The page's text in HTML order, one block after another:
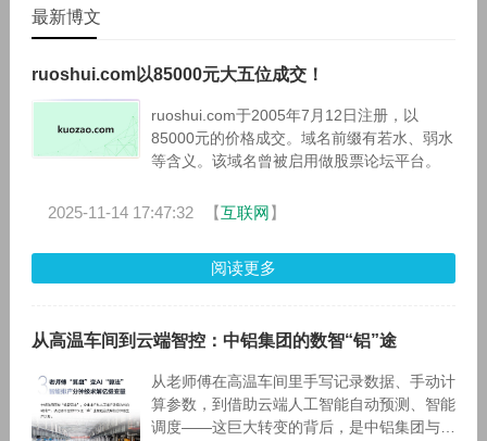
最新博文
ruoshui.com以85000元大五位成交！
ruoshui.com于2005年7月12日注册，以
85000元的价格成交。域名前缀有若水、弱水
等含义。该域名曾被启用做股票论坛平台。
2025-11-14 17:47:32 【互联网】
阅读更多
从高温车间到云端智控：中铝集团的数智“铝”途
从老师傅在高温车间里手写记录数据、手动计
算参数，到借助云端人工智能自动预测、智能
调度——这巨大转变的背后，是中铝集团与华